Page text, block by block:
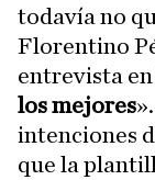
todavía no
Florentino
entrevista en
los mejores
intenciones
que la